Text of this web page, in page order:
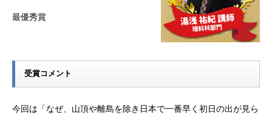
最優秀賞
受賞コメント
今回は「なぜ、山頂や離島を除き日本で一番早く初日の出が見ら